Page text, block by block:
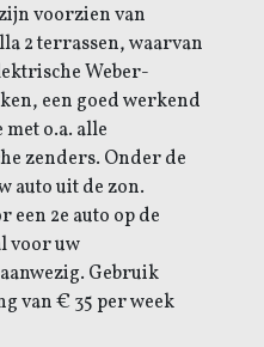
voorzien van
2 terrassen, waarvan
Weber-
een goed werkend
o.a. alle
zenders. Onder de
auto uit de zon.
een 2e auto op de
voor uw
Gebruik
van € 35 per week